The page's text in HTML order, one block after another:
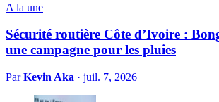
A la une
Sécurité routière Côte d’Ivoire :
une campagne pour les pluies
ParKevin Aka · juil. 7, 2026